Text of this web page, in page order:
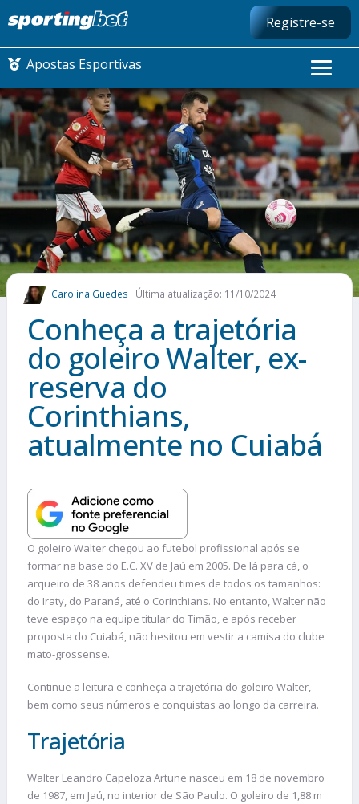
Registre-se
Apostas Esportivas
CONMEBOL LIBERTADORES
FUTEBOL NACIONAL
FUTEBOL INTERNACIONAL
COMO APOSTAR
MAIS ESPORTES
Carolina Guedes Última atualização: 11/10/2024
Conheça a trajetória
do goleiro Walter, ex-
reserva do
Corinthians,
atualmente no Cuiabá
O goleiro Walter chegou ao futebol profissional após se
formar na base do E.C. XV de Jaú em 2005. De lá para cá, o
arqueiro de 38 anos defendeu times de todos os tamanhos:
do Iraty, do Paraná, até o Corinthians. No entanto, Walter não
teve espaço na equipe titular do Timão, e após receber
proposta do Cuiabá, não hesitou em vestir a camisa do clube
mato-grossense.
Continue a leitura e conheça a trajetória do goleiro Walter,
bem como seus números e conquistas ao longo da carreira.
Trajetória
Walter Leandro Capeloza Artune nasceu em 18 de novembro
de 1987, em Jaú, no interior de São Paulo. O goleiro de 1,88 m